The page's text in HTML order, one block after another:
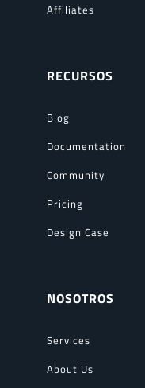
Affiliates
RECURSOS
Blog
Documentation
Community
Pricing
Design Case
NOSOTROS
Services
About Us